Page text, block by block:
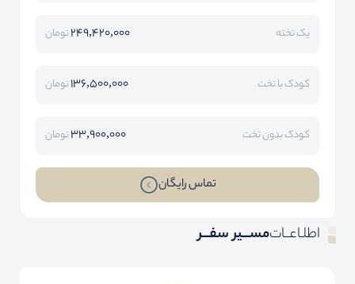
یک تخته 249,420,000تومان
کودک با تخت 136,500,000تومان
کودک بدون تخت 33,900,000تومان
تماس رایگان
اطلـاعــاتمســـیر سفـــر